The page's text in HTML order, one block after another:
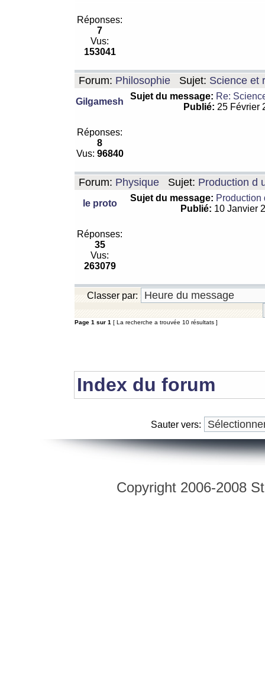
Réponses:
7
Vus:
153041
Forum: Philosophie Sujet: Science et
Gilgamesh
Sujet du message: Re:
Publié: 25 Février
Réponses:
8
Vus: 96840
Forum: Physique Sujet: Production d
le proto
Sujet du message: Production
Publié: 10 Janvier
Réponses:
35
Vus:
263079
Classer par:
Page 1 sur 1 [ La recherche a trouvée 10 résultats ]
Index du forum
Sauter vers:
Copyright 2006-2008